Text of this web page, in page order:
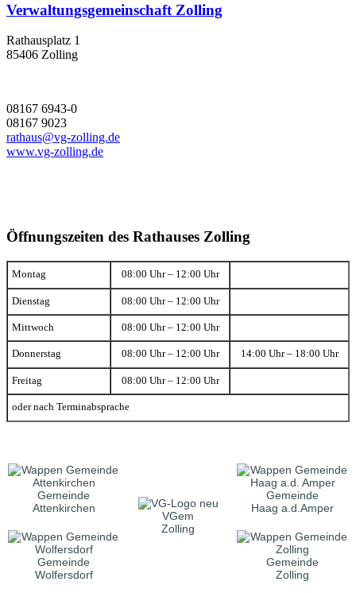
Verwaltungsgemeinschaft Zolling
Rathausplatz 1
85406 Zolling
08167 6943-0
08167 9023
rathaus@vg-zolling.de
www.vg-zolling.de
Öffnungszeiten des Rathauses Zolling
Montag 08:00 Uhr – 12:00 Uhr
Dienstag 08:00 Uhr – 12:00 Uhr
Mittwoch 08:00 Uhr – 12:00 Uhr
Donnerstag 08:00 Uhr – 12:00 Uhr 14:00 Uhr – 18:00 Uhr
Freitag 08:00 Uhr – 12:00 Uhr
oder nach Terminabsprache
Gemeinde
Attenkirchen
VGem
Zolling
Gemeinde
Haag a.d.Amper
Gemeinde
Wolfersdorf
Gemeinde
Zolling